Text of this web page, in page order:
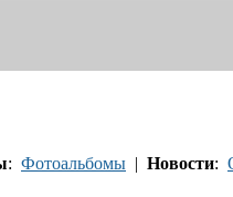
: Фотоальбомы | Новости: